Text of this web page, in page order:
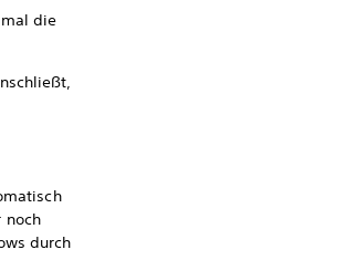
die
noch
durch